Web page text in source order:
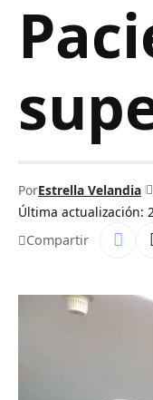
Última actualización:
PorEstrella Velandia
Compartir